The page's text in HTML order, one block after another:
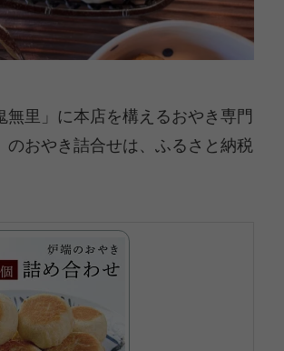
無里」に本店を構えるおやき専門
のおやき詰合せは、ふるさと納税